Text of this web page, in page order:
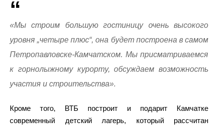
«Мы строим большую гостиницу очень высокого
уровня „четыре плюс“, она будет построена в самом
Петропавловске-Камчатском. Мы присматриваемся
к горнолыжному курорту, обсуждаем возможность
участия и строительства».
Кроме того, ВТБ построит и подарит Камчатке
современный детский лагерь, который рассчитан